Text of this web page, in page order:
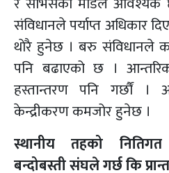
संविधानले पर्याप्त अधिकार
थाेरै हुनेछ । बरु संविधानले कर
पनि बढाएको छ ।
हस्तान्तरण पनि गर्छौं ।
केन्द्रीकरण कमजोर हुनेछ ।
स्थानीय तहको
बन्दोबस्ती संघले गर्छ कि